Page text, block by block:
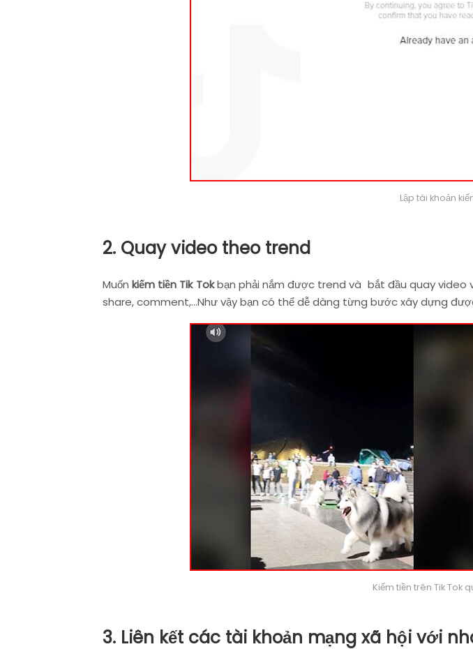
Lập tài khoản
2. Quay video theo trend
Muốnkiếm tiền Tik Tokbạn phải nắm được trend và bắt đầu quay video
share, comment,…Như vậy bạn có thể dễ dàng từng bước xây dựng
Kiếm tiền trên Tik Tok
3. Liên kết các tài khoản mạng xã hội với